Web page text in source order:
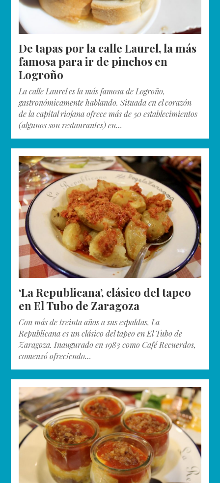
De tapas por la calle Laurel, la más
famosa para ir de pinchos en
Logroño
La calle Laurel es la más famosa de Logroño,
gastronómicamente hablando. Situada en el corazón
de la capital riojana ofrece más de 50 establecimientos
(algunos son restaurantes) en…
‘La Republicana’, clásico del tapeo
en El Tubo de Zaragoza
Con más de treinta años a sus espaldas, La
Republicana es un clásico del tapeo en El Tubo de
Zaragoza. Inaugurado en 1983 como Café Recuerdos,
comenzó ofreciendo…